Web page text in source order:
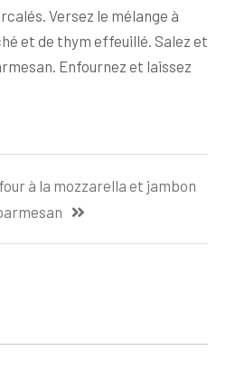
Versez le mélange à
et de thym effeuillé. Salez et
Enfournez et laissez
à la mozzarella et jambon